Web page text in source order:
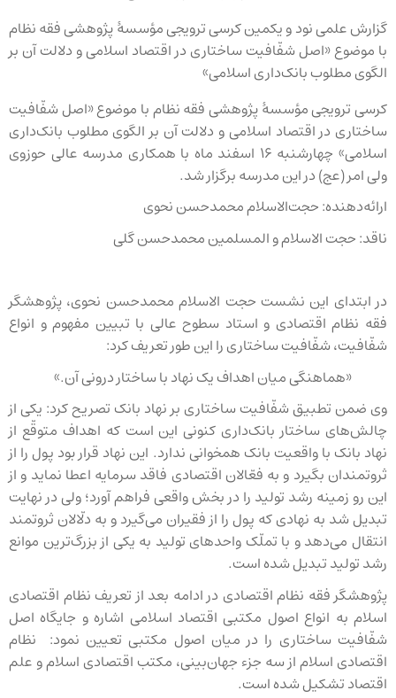
گزارش علمی نود و یکمین کرسی ترویجی مؤسسهٔ پژوهشی فقه نظام
با موضوع «اصل شفّافیت ساختاری در اقتصاد اسلامی و دلالت آن بر
الگوی مطلوب بانک‌داری اسلامی»
کرسی ترویجی مؤسسهٔ پژوهشی فقه نظام با موضوع «اصل شفّافیت
ساختاری در اقتصاد اسلامی و دلالت آن بر الگوی مطلوب بانک‌داری
اسلامی» چهارشنبه ۱۶ اسفند ماه با همکاری مدرسه عالی حوزوی
ولی امر (عج) در این مدرسه برگزار شد.
ارائه‌دهنده: حجت‌الاسلام محمدحسن نحوی
ناقد: حجت الاسلام و المسلمین محمدحسن گلی
در ابتدای این نشست حجت الاسلام محمدحسن نحوی، پژوهشگر
فقه نظام اقتصادی و استاد سطوح عالی با تبیین مفهوم و انواع
شفّافیت، شفّافیت ساختاری را این طور تعریف کرد:
«هماهنگی میان اهداف یک نهاد با ساختار درونی آن.»
وی ضمن تطبیق شفّافیت ساختاری بر نهاد بانک تصریح کرد: یکی از
چالش‌های ساختار بانک‌داری کنونی این است که اهداف متوقّع از
نهاد بانک با واقعیت بانک همخوانی ندارد. این نهاد قرار بود پول را از
ثروتمندان بگیرد و به فعّالان اقتصادی فاقد سرمایه اعطا نماید و از
این رو زمینه رشد تولید را در بخش واقعی فراهم آورد؛ ولی در نهایت
تبدیل شد به نهادی که پول را از فقیران می‌گیرد و به دلّالان ثروتمند
انتقال می‌دهد و با تملّک واحدهای تولید به یکی از بزرگ‌ترین موانع
رشد تولید تبدیل شده است.
پژوهشگر فقه نظام اقتصادی در ادامه بعد از تعریف نظام اقتصادی
اسلام به انواع اصول مکتبی اقتصاد اسلامی اشاره و جایگاه اصل
شفّافیت ساختاری را در میان اصول مکتبی تعیین نمود: نظام
اقتصادی اسلام از سه جزء جهان‌بینی، مکتب اقتصادی اسلام و علم
اقتصاد تشکیل شده است.